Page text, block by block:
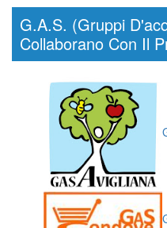
G.A.S. (Gruppi
Collaborano Con Il